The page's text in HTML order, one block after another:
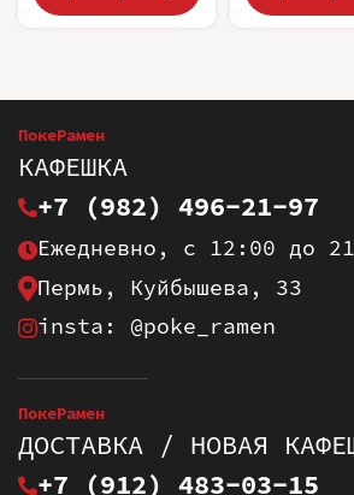
ПокеРамен
КАФЕШКА
+7 (982) 496-21-97
Ежедневно, с 12:00 до
Пермь, Куйбышева, 33
insta: @poke_ramen
ПокеРамен
ДОСТАВКА / НОВАЯ
+7 (912) 483-03-15